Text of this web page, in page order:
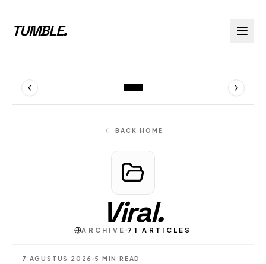
TUMBLE.
BACK HOME
Viral.
ARCHIVE 71 ARTICLES
7 AGUSTUS 2026 5 MIN READ